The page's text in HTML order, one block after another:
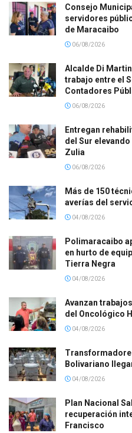
Consejo
servidores
de Maracaibo
06/08/2026
Alcalde Di
trabajo entre el
Contadores
06/08/2026
Entregan
del Sur
Zulia
06/08/2026
Más de 150
averías del
04/08/2026
Polimaracaibo
en hurto de
Tierra Negra
04/08/2026
Avanzan
del Oncológico
04/08/2026
Bolivariano
04/08/2026
Plan Nacional
recuperación
Francisco